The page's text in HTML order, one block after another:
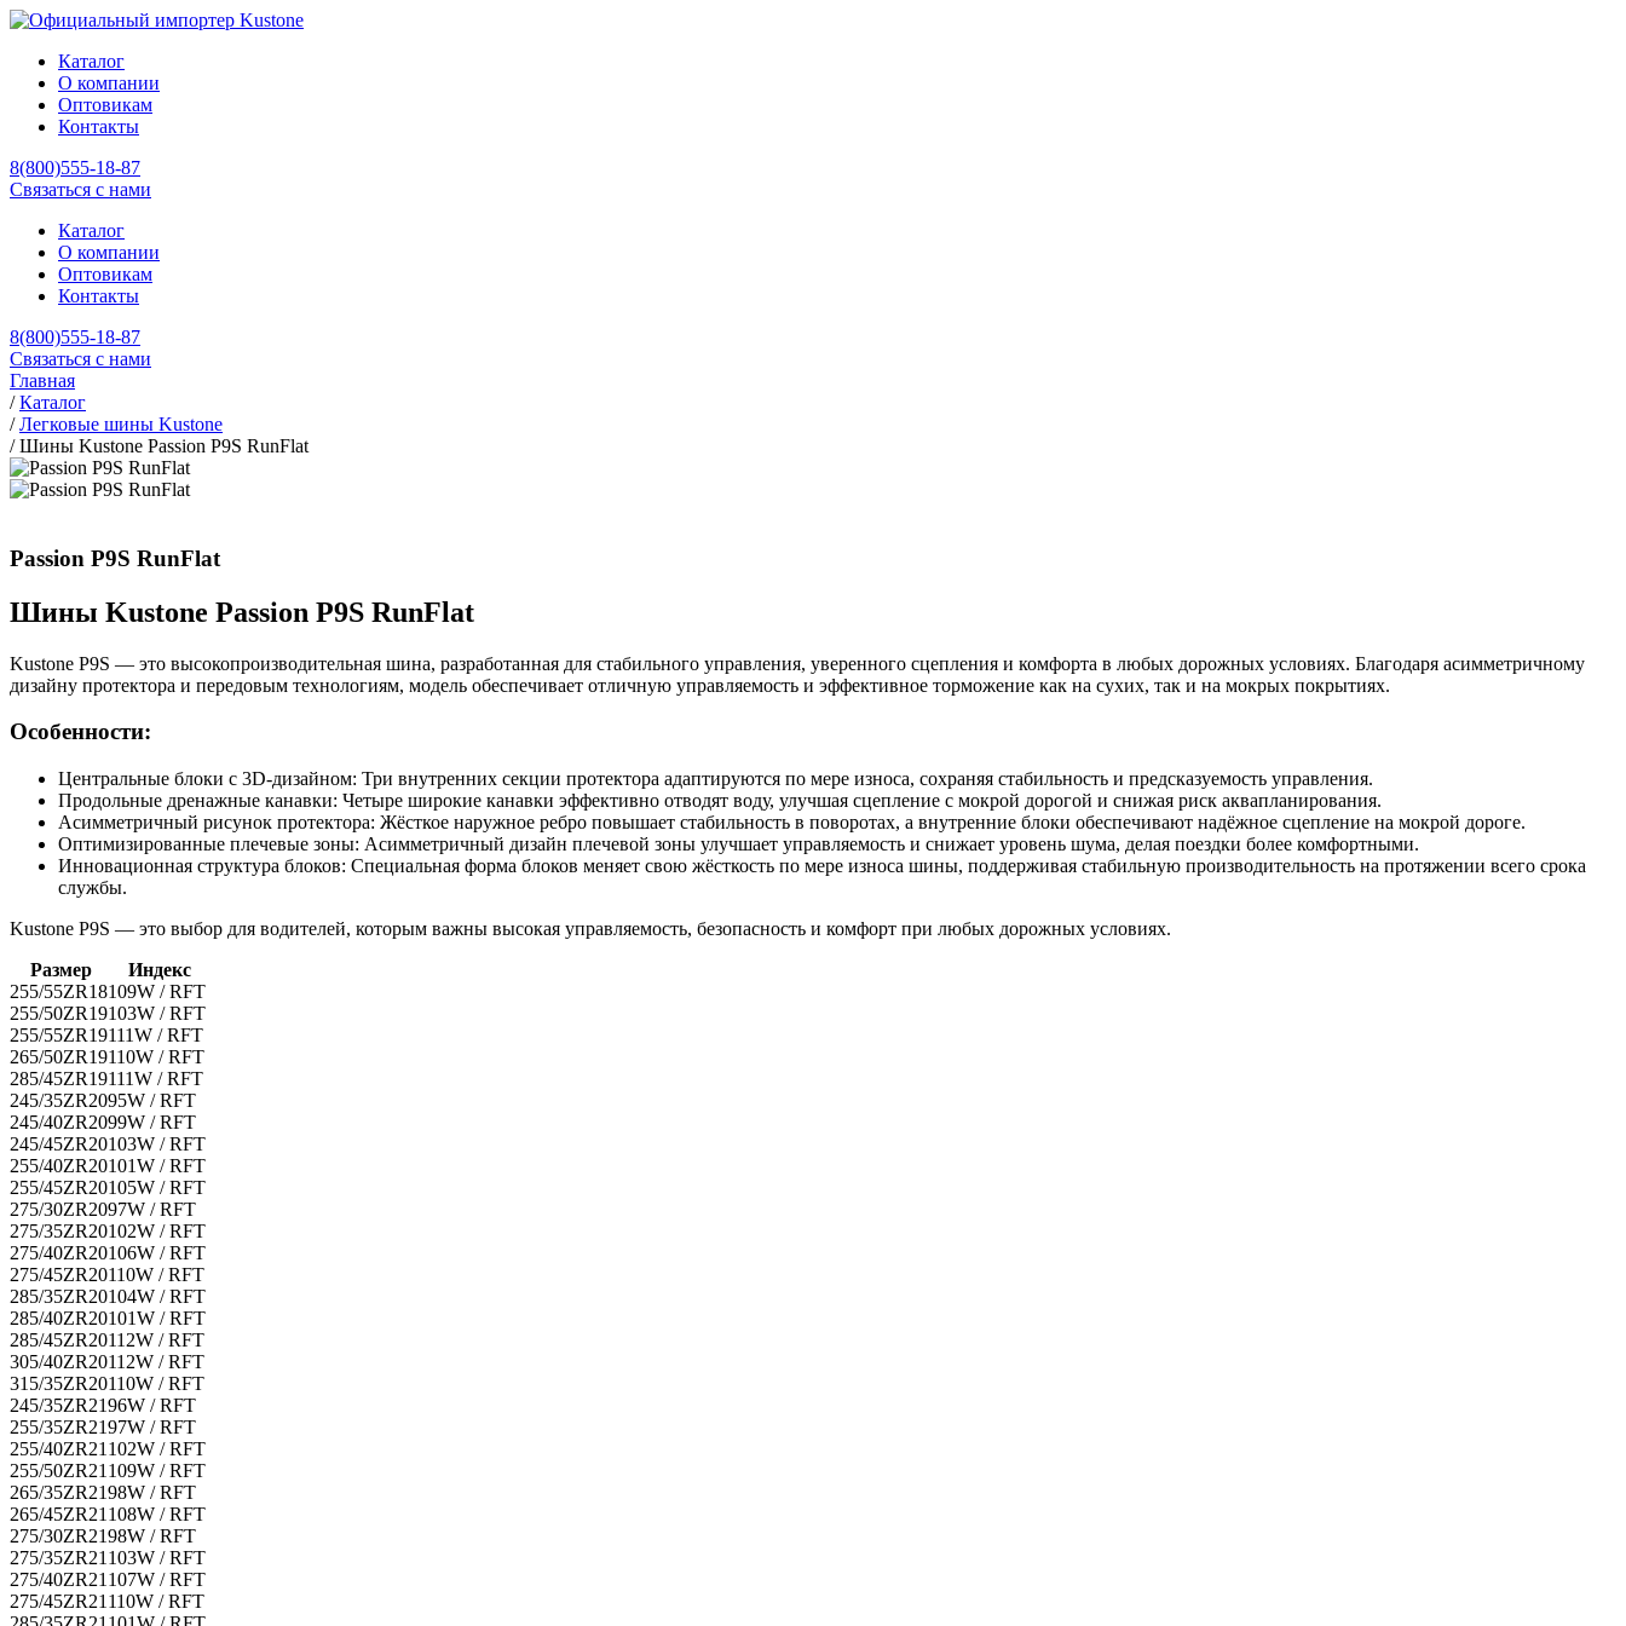
Каталог
О компании
Оптовикам
Контакты
8(800)555-18-87
Связаться с нами
Каталог
О компании
Оптовикам
Контакты
8(800)555-18-87
Связаться с нами
Главная
/ Каталог
/ Легковые шины Kustone
/ Шины Kustone Passion P9S RunFlat
Passion P9S RunFlat
Шины Kustone Passion P9S RunFlat
Kustone P9S — это высокопроизводительная шина, разработанная для стабильного управления, уверенного сцепления и комфорта в любых дорожных условиях. Благодаря асимметричному
дизайну протектора и передовым технологиям, модель обеспечивает отличную управляемость и эффективное торможение как на сухих, так и на мокрых покрытиях.
Особенности:
Центральные блоки с 3D-дизайном: Три внутренних секции протектора адаптируются по мере износа, сохраняя стабильность и предсказуемость управления.
Продольные дренажные канавки: Четыре широкие канавки эффективно отводят воду, улучшая сцепление с мокрой дорогой и снижая риск аквапланирования.
Асимметричный рисунок протектора: Жёсткое наружное ребро повышает стабильность в поворотах, а внутренние блоки обеспечивают надёжное сцепление на мокрой дороге.
Оптимизированные плечевые зоны: Асимметричный дизайн плечевой зоны улучшает управляемость и снижает уровень шума, делая поездки более комфортными.
Инновационная структура блоков: Специальная форма блоков меняет свою жёсткость по мере износа шины, поддерживая стабильную производительность на протяжении всего срока
службы.
Kustone P9S — это выбор для водителей, которым важны высокая управляемость, безопасность и комфорт при любых дорожных условиях.
Размер
Индекс
255/55ZR18109W / RFT
255/50ZR19103W / RFT
255/55ZR19111W / RFT
265/50ZR19110W / RFT
285/45ZR19111W / RFT
245/35ZR2095W / RFT
245/40ZR2099W / RFT
245/45ZR20103W / RFT
255/40ZR20101W / RFT
255/45ZR20105W / RFT
275/30ZR2097W / RFT
275/35ZR20102W / RFT
275/40ZR20106W / RFT
275/45ZR20110W / RFT
285/35ZR20104W / RFT
285/40ZR20101W / RFT
285/45ZR20112W / RFT
305/40ZR20112W / RFT
315/35ZR20110W / RFT
245/35ZR2196W / RFT
255/35ZR2197W / RFT
255/40ZR21 102W / RFT
255/50ZR21 109W / RFT
265/35ZR2198W / RFT
265/45ZR21 108W / RFT
275/30ZR2198W / RFT
275/35ZR21 103W / RFT
275/40ZR21 107W / RFT
275/45ZR21 110W / RFT